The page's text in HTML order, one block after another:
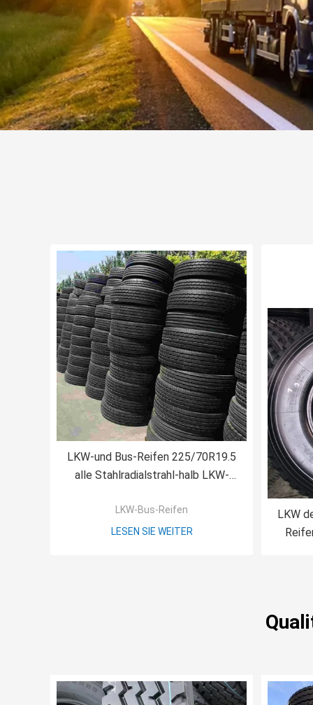
LKW-und Bus-Reifen 225/70R19.5
alle Stahlradialstrahl-halb LKW-
LKW-Bus-Reifen
LESEN SIE WEITER
LKW